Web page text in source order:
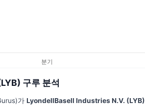
구루 분석
가 LyondellBasell Industries N.V. (LYB)